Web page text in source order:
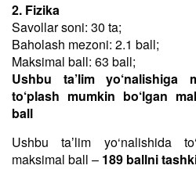
2. Fizika
Savollar soni: 30 ta;
Baholash mezoni: 2.1 ball;
Maksimal ball: 63 ball;
Ushbu ta’lim yo‘nalishiga
to‘plash mumkin bo‘lgan
ball
Ushbu taʼlim yo‘nalishida
maksimal ball – 189 ballni